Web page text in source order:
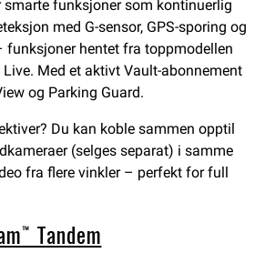
funksjoner som kontinuerlig
med G-sensor, GPS-sporing og
hentet fra toppmodellen
Med et aktivt Vault-abonnement
og Parking Guard.
Du kan koble sammen opptil
(selges separat) i samme
fra flere vinkler – perfekt for full
Tandem